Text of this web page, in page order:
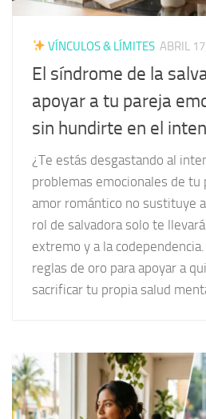
VÍNCULOS & LÍMITES ABRIL
El síndrome de la
apoyar a tu pareja
sin hundirte en el
¿Te estás desgastando al
problemas emocionales de tu
amor romántico no sustituye
rol de salvadora solo te
extremo y a la
reglas de oro para apoyar a
sacrificar tu propia salud